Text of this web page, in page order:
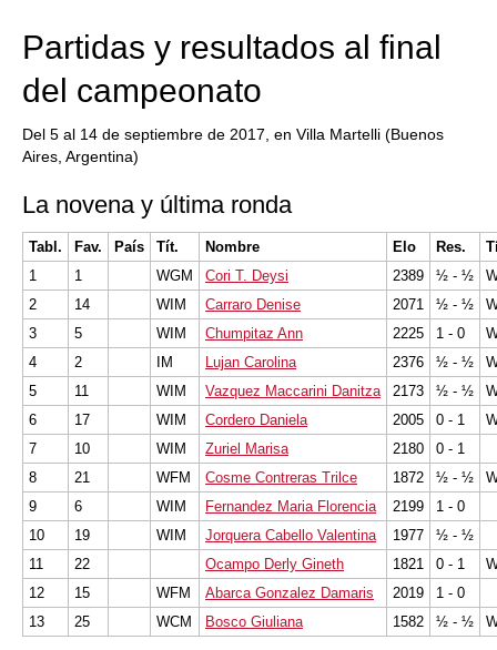
Partidas y resultados al final
del campeonato
Del 5 al 14 de septiembre de 2017, en Villa Martelli (Buenos
Aires, Argentina)
La novena y última ronda
Tabl. Fav. País Tít. Nombre Elo Res.
1
1 WGM Cori T. Deysi 2389 ½ - ½
2
14 WIM Carraro Denise 2071 ½ - ½
3
5 WIM Chumpitaz Ann 2225 1 - 0
4
2 IM Lujan Carolina 2376 ½ - ½
5
11 WIM Vazquez Maccarini Danitza 2173 ½ - ½
6
17 WIM Cordero Daniela 2005 0 - 1
7
10 WIM Zuriel Marisa 2180
0 - 1
8
21 WFM Cosme Contreras Trilce 1872 ½ - ½
9
6 WIM Fernandez Maria Florencia 2199
1 - 0
10
19 WIM Jorquera Cabello Valentina 1977
½ - ½
11
22 Ocampo Derly Gineth 1821 0 - 1
12
15 WFM Abarca Gonzalez Damaris 2019
1 - 0
13
25 WCM Bosco Giuliana 1582 ½ - ½